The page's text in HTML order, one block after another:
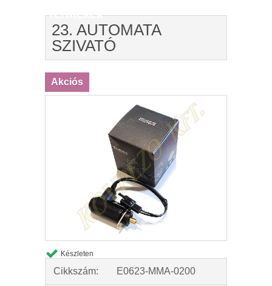
Termékek
23. AUTOMATA
SZIVATÓ
Akciós
Készleten
Cikkszám: E0623-MMA-0200